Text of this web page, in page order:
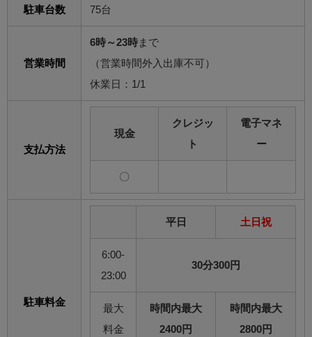
駐車台数 75台
営業時間
6時～23時 まで
（営業時間外入出庫不可）
休業日：1/1
支払方法
現金
クレジッ
ト
電子マネ
ー
〇
駐車料金
平日 土日祝
6:00-
23:00
30分300円
最大
料金
時間内最大
2400円
時間内最大
2800円